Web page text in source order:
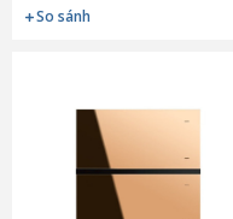
So sánh